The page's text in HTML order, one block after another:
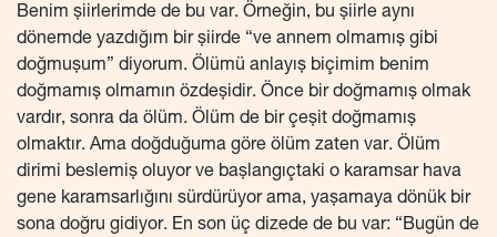
Benim şiirlerimde de bu var. Örneğin, bu şiirle aynı
dönemde yazdığım bir şiirde “ve annem olmamış gibi
doğmuşum” diyorum. Ölümü anlayış biçimim benim
doğmamış olmamın özdeşidir. Önce bir doğmamış olmak
vardır, sonra da ölüm. Ölüm de bir çeşit doğmamış
olmaktır. Ama doğduğuma göre ölüm zaten var. Ölüm
dirimi beslemiş oluyor ve başlangıçtaki o karamsar hava
gene karamsarlığını sürdürüyor ama, yaşamaya dönük bir
sona doğru gidiyor. En son üç dizede de bu var: “Bugün de